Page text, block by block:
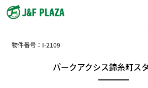
物件番号： I-2109
パークアクシス錦糸町ス